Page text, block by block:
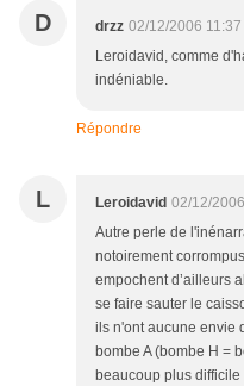
D drzz 02/12/2006 11:37
Leroidavid, comme
indéniable.
Répondre
L Leroidavid 02/12/
Autre perle de
notoirement
empochent d’ailleurs
se faire sauter le
ils n'ont aucune envie
bombe A (bombe H =
beaucoup plus